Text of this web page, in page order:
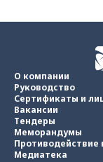
О компании
Руководство
Сертификаты и
Вакансии
Тендеры
Меморандумы
Противодействие
Медиатека